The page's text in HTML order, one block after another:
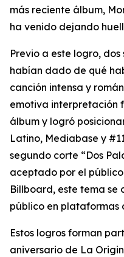
más reciente álbum,
ha venido dejando
Previo a este logro,
habían dado de qué
canción intensa y
emotiva interpretación
álbum y logró
Latino, Mediabase y
segundo corte “Dos
aceptado por el público
Billboard, este tema
público en plataformas
Estos logros forman
aniversario de La